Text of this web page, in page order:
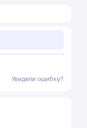
Увидели ошибку?